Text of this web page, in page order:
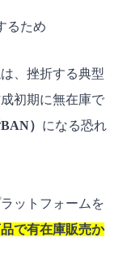
るため
は、挫折する典型
初期に無在庫で
） になる恐れ
ットフォームを
で有在庫販売か